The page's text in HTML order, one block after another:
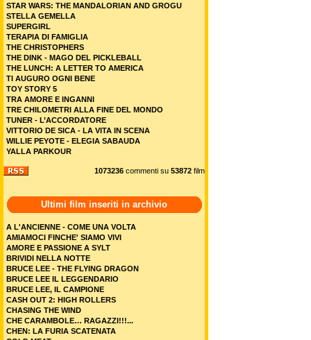
STAR WARS: THE MANDALORIAN AND GROGU
STELLA GEMELLA
SUPERGIRL
TERAPIA DI FAMIGLIA
THE CHRISTOPHERS
THE DINK - MAGO DEL PICKLEBALL
THE LUNCH: A LETTER TO AMERICA
TI AUGURO OGNI BENE
TOY STORY 5
TRA AMORE E INGANNI
TRE CHILOMETRI ALLA FINE DEL MONDO
TUNER - L’ACCORDATORE
VITTORIO DE SICA - LA VITA IN SCENA
WILLIE PEYOTE - ELEGIA SABAUDA
YALLA PARKOUR
1073236 commenti su 53872 film
Ultimi film inseriti in archivio
A L'ANCIENNE - COME UNA VOLTA
AMIAMOCI FINCHE' SIAMO VIVI
AMORE E PASSIONE A SYLT
BRIVIDI NELLA NOTTE
BRUCE LEE - THE FLYING DRAGON
BRUCE LEE IL LEGGENDARIO
BRUCE LEE, IL CAMPIONE
CASH OUT 2: HIGH ROLLERS
CHASING THE WIND
CHE CARAMBOLE… RAGAZZI!!!...
CHEN: LA FURIA SCATENATA